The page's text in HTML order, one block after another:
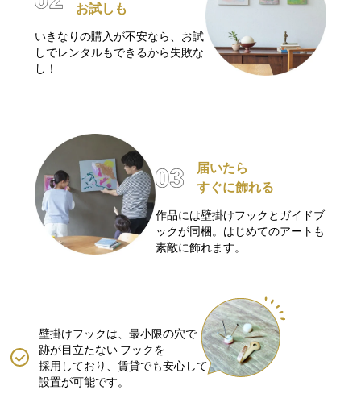
お試しも
いきなりの購入が不安なら、お試
しでレンタルもできるから失敗な
し！
届いたら
すぐに飾れる
作品には壁掛けフックとガイドブ
ックが同梱。はじめてのアートも
素敵に飾れます。
壁掛けフックは、最小限の穴で
跡が目立たない フックを
採用しており、賃貸でも安心して
設置が可能です。